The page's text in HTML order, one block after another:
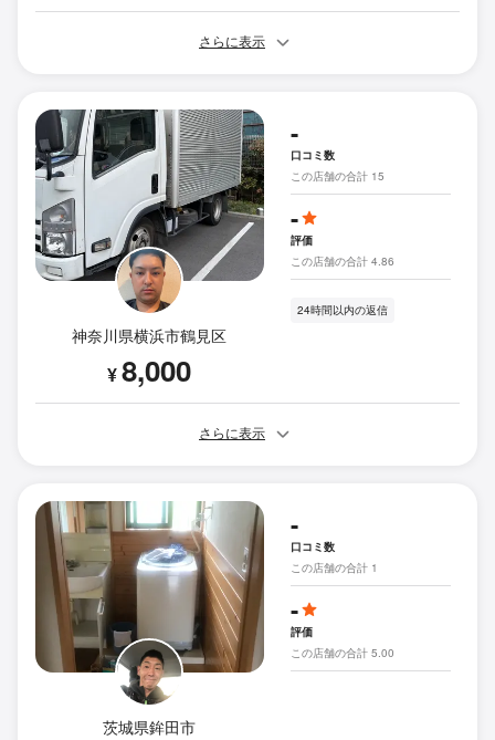
さらに表示
神奈川県横浜市鶴見区
¥8,000
-
口コミ数
この店舗の合計 15
-
評価
この店舗の合計 4.86
24時間以内の返信
さらに表示
茨城県鉾田市
-
口コミ数
この店舗の合計 1
-
評価
この店舗の合計 5.00